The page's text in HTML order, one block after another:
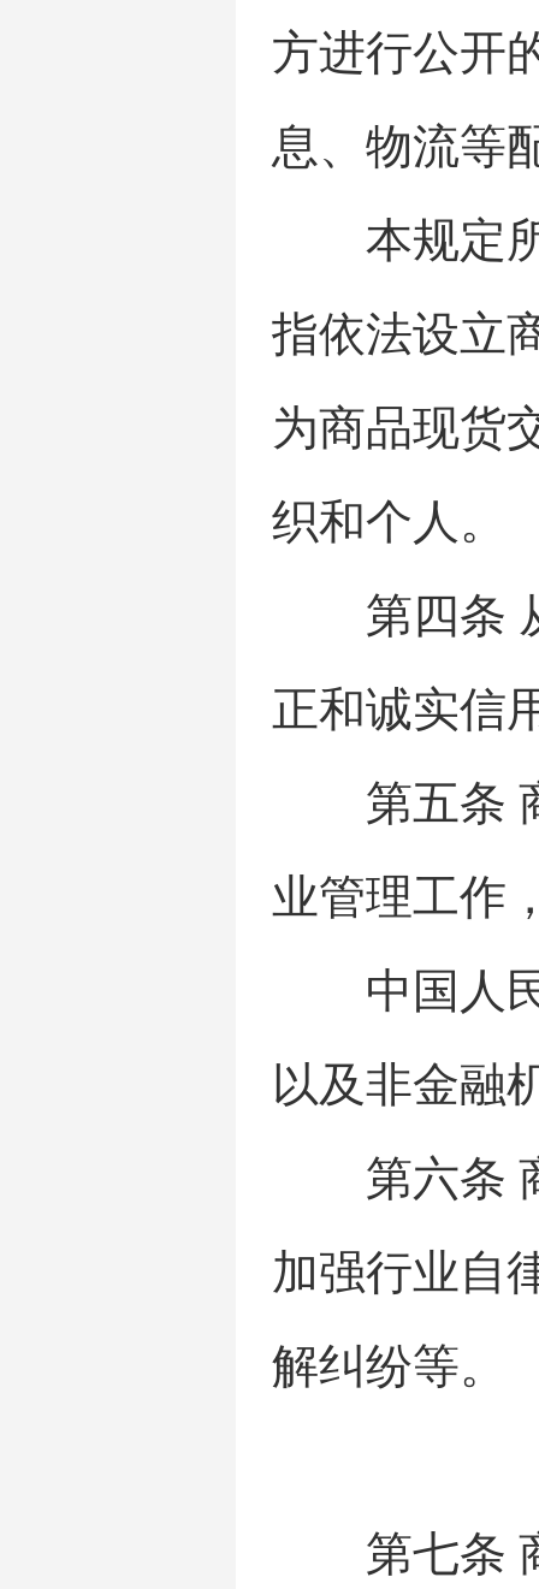
方进行公开
息、物流等
本规定所
指依法设立
为商品现货
织和个人。
第四条 从
正和诚实信
第五条 商
业管理工作
中国人民
以及非金融
第六条 商
加强行业自
解纠纷等。
第七条 商